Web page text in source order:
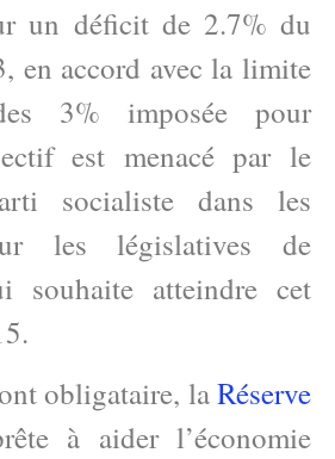
un déficit de 2.7% du
en accord avec la limite
3% imposée pour
est menacé par le
socialiste dans les
les législatives de
souhaite atteindre cet
obligataire, laRéserve
à aider l’économie